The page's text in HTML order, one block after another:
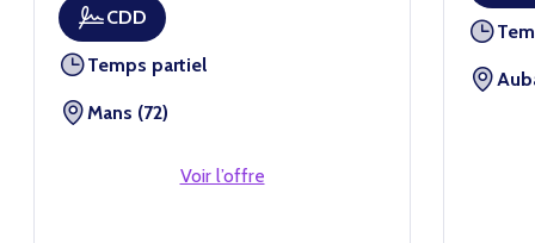
CDD
Temps partiel
Mans (72)
Voir l’offre